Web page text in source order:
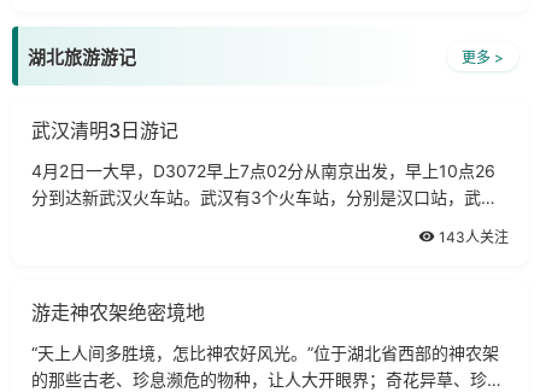
湖北旅游游记 更多 >
武汉清明3日游记
4月2日一大早，D3072早上7点02分从南京出发，早上10点26
分到达新武汉火车站。武汉有3个火车站，分别是汉口站，武昌
143人关注
游走神农架绝密境地
“天上人间多胜境，怎比神农好风光。”位于湖北省西部的神农架
的那些古老、珍息濒危的物种，让人大开眼界；奇花异草、珍禽